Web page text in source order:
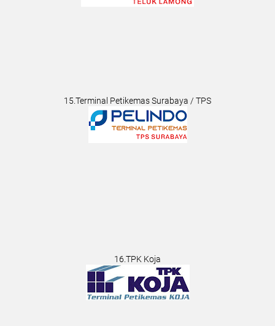
15.Terminal Petikemas Surabaya / TPS
16.TPK Koja